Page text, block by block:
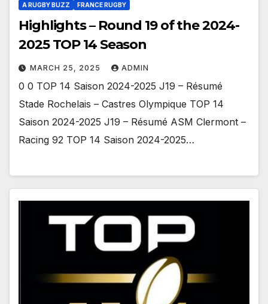
A RUGBY BUZZ FRANCE RUGBY
Highlights – Round 19 of the 2024-
2025 TOP 14 Season
MARCH 25, 2025 ADMIN
0 0 TOP 14 Saison 2024-2025 J19 – Résumé
Stade Rochelais – Castres Olympique TOP 14
Saison 2024-2025 J19 – Résumé ASM Clermont –
Racing 92 TOP 14 Saison 2024-2025…